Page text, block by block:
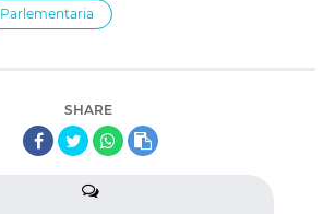
Parlementaria
SHARE